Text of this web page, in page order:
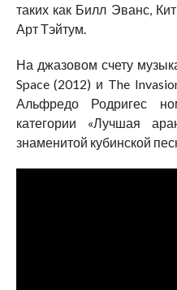
таких как Билл Эванс,
Арт Тэйтум.
На джазовом счету
Space (2012) и The
Альфредо Родригес
категории «Лучшая
знаменитой кубинской